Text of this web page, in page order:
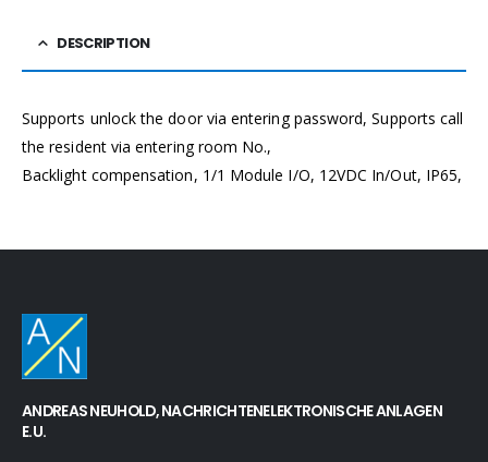
DESCRIPTION
Supports unlock the door via entering password, Supports call
the resident via entering room No.,
Backlight compensation, 1/1 Module I/O, 12VDC In/Out, IP65,
ANDREAS NEUHOLD, NACHRICHTENELEKTRONISCHE ANLAGEN
E.U.